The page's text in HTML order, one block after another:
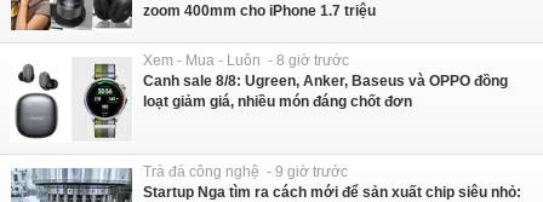
zoom 400mm cho iPhone 1.7 triệu
Xem - Mua - Luôn - 8 giờ trước
Canh sale 8/8: Ugreen, Anker, Baseus và OPPO đồng
loạt giảm giá, nhiều món đáng chốt đơn
Trà đá công nghệ - 9 giờ trước
Startup Nga tìm ra cách mới để sản xuất chip siêu nhỏ: